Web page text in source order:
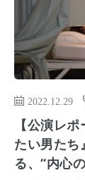
2022.12.29
【公演レ
たい男たち
る、“内心